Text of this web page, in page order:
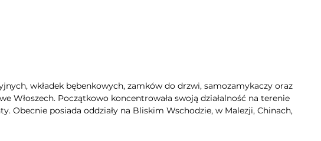
wkładek bębenkowych, zamków do drzwi, samozamykaczy oraz
Włoszech. Początkowo koncentrowała swoją działalność na terenie
Obecnie posiada oddziały na Bliskim Wschodzie, w Malezji, Chinach,